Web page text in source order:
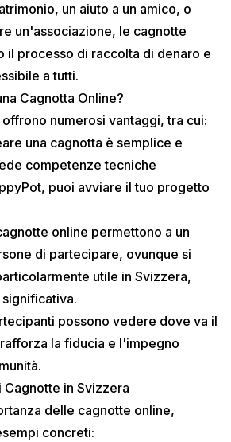
un aiuto a un amico, o
un'associazione, le cagnotte
il processo di raccolta di denaro e
a tutti.
Cagnotta Online?
numerosi vantaggi, tra cui:
una cagnotta è semplice e
competenze tecniche
, puoi avviare il tuo progetto
online permettono a un
di partecipare, ovunque si
utile in Svizzera,
possono vedere dove va il
la fiducia e l'impegno
in Svizzera
delle cagnotte online,
concreti: